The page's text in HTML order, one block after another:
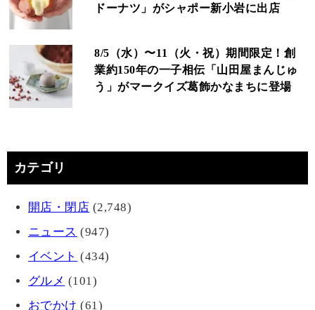
ドーナツ」がシャポー新小岩に出店
8/5（水）〜11（火・祝）期間限定！創
業約150年の一子相伝「山田屋まんじゅ
う」がマークイズ葛飾かなまちに登場
カテゴリ
開店・閉店 (2,748)
ニュース (947)
イベント (434)
グルメ (101)
おでかけ (61)